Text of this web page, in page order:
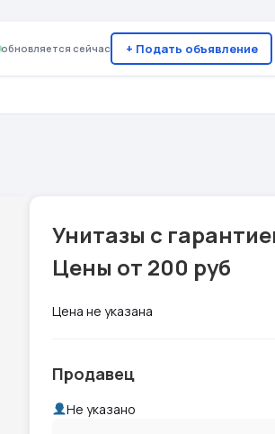
обновляется сейчас + Подать объявление
Унитазы с
Цены от 200 руб
Цена не указана
Продавец
Не указано